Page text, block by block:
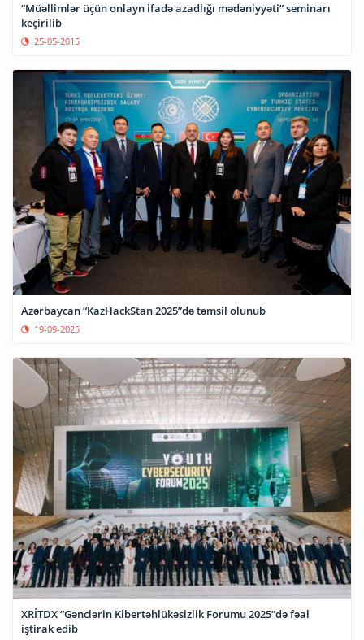
“Müəllimlər üçün onlayn ifadə azadlığı mədəniyyəti” seminarı
keçirilib
25-05-2015
Azərbaycan “KazHackStan 2025”də təmsil olunub
19-09-2025
XRİTDX “Gənclərin Kibertəhlükəsizlik Forumu 2025”də fəal
iştirak edib